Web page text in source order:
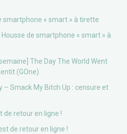
smartphone « smart » à tirette
Housse de smartphone « smart » à
The Day The World Went
(GOne)
– Smack My Bitch Up : censure et
de retour en ligne !
de retour en ligne !